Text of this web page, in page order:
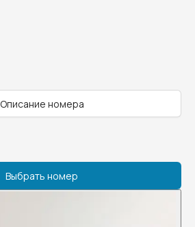
Описание номера
Выбрать номер